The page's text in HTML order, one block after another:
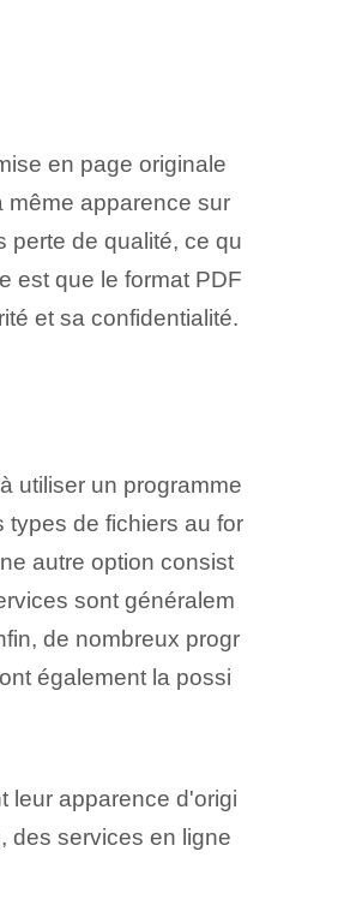
en page originale
même apparence sur
perte de qualité, ce qu
est que le format PDF
⁣et sa confidentialité.
utiliser un programme
types de fichiers au for
autre option consist
sont généralem
de nombreux progr
également la possi
leur apparence d'origi
des services en ligne